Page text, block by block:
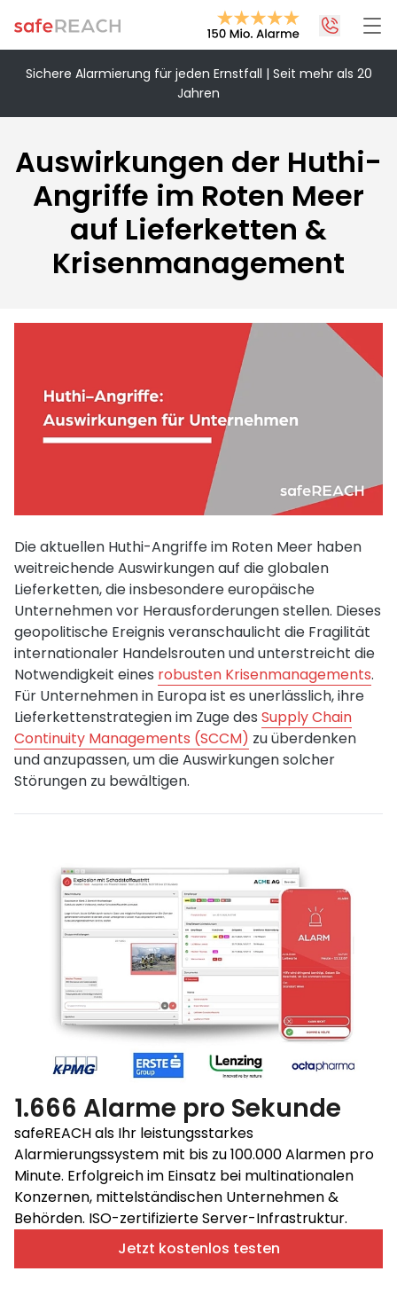
Zum Kontaktformular
Montag bis Donnerstag:
09:00 - 12:30 Uhr & 13:30 - 17:00 Uhr
Freitag:
Sichere Alarmierung für jeden Ernstfall | Seit mehr als 20
Jahren
Auswirkungen der Huthi-
Angriffe im Roten Meer
auf Lieferketten &
Krisenmanagement
Die aktuellen Huthi-Angriffe im Roten Meer haben
weitreichende Auswirkungen auf die globalen
Lieferketten, die insbesondere europäische
Unternehmen vor Herausforderungen stellen. Dieses
geopolitische Ereignis veranschaulicht die Fragilität
internationaler Handelsrouten und unterstreicht die
Notwendigkeit eines robusten Krisenmanagements.
Für Unternehmen in Europa ist es unerlässlich, ihre
Lieferkettenstrategien im Zuge des Supply Chain
Continuity Managements (SCCM) zu überdenken
und anzupassen, um die Auswirkungen solcher
Störungen zu bewältigen.
1.666 Alarme pro Sekunde
safeREACH als Ihr leistungsstarkes
Alarmierungssystem mit bis zu 100.000 Alarmen pro
Minute. Erfolgreich im Einsatz bei multinationalen
Konzernen, mittelständischen Unternehmen &
Behörden. ISO-zertifizierte Server-Infrastruktur.
Jetzt kostenlos testen